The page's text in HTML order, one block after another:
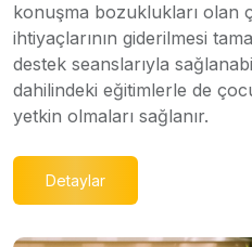
konuşma bozuklukları olan
ihtiyaçlarının giderilmesi
destek seanslarıyla
dahilindeki eğitimlerle de
yetkin olmaları sağlanır.
Detaylar